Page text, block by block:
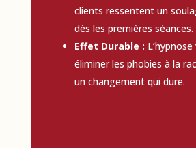
clients ressentent un
dès les premières séances.
Effet Durable :
éliminer les phobies à la
un changement qui dure.